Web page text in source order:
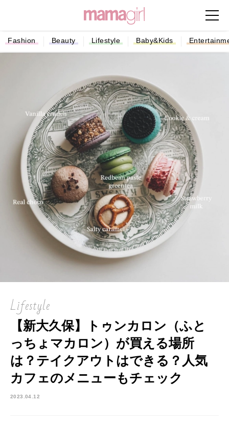
Fashion Beauty Lifestyle Baby&Kids
Lifestyle
【新大久保】トゥンカロン（ふと
っちょマカロン）が買える場所
は？テイクアウトはできる？人気
カフェのメニューもチェック
2023.04.12